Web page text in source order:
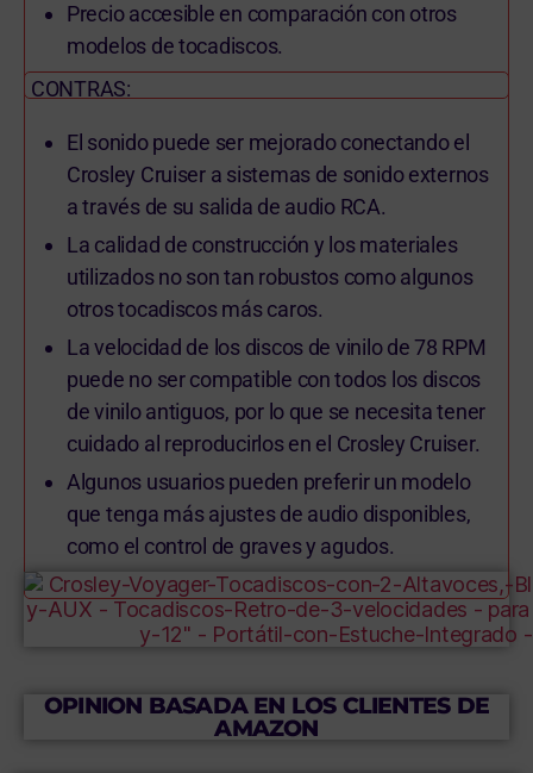
Precio accesible en comparación con otros
modelos de tocadiscos.
CONTRAS:
El sonido puede ser mejorado conectando el
Crosley Cruiser a sistemas de sonido externos
a través de su salida de audio RCA.
La calidad de construcción y los materiales
utilizados no son tan robustos como algunos
otros tocadiscos más caros.
La velocidad de los discos de vinilo de 78 RPM
puede no ser compatible con todos los discos
de vinilo antiguos, por lo que se necesita tener
cuidado al reproducirlos en el Crosley Cruiser.
Algunos usuarios pueden preferir un modelo
que tenga más ajustes de audio disponibles,
como el control de graves y agudos.
OPINION BASADA EN LOS CLIENTES DE
AMAZON